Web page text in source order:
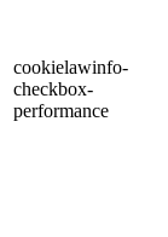
cookielawinfo-
checkbox-
performance